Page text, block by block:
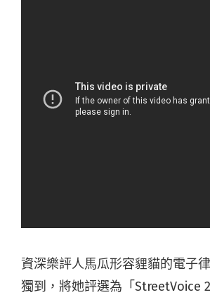
資深樂評人馬瓜形容貍貓的電子
獨到，將她評選為「 StreetVoice